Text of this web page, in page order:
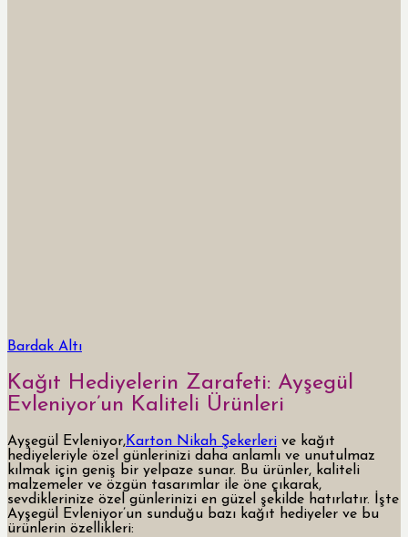
Bardak Altı
Kağıt Hediyelerin Zarafeti: Ayşegül
Evleniyor’un Kaliteli Ürünleri
Ayşegül Evleniyor,Karton Nikah Şekerleri ve kağıt
hediyeleriyle özel günlerinizi daha anlamlı ve unutulmaz
kılmak için geniş bir yelpaze sunar. Bu ürünler, kaliteli
malzemeler ve özgün tasarımlar ile öne çıkarak,
sevdiklerinize özel günlerinizi en güzel şekilde hatırlatır. İşte
Ayşegül Evleniyor’un sunduğu bazı kağıt hediyeler ve bu
ürünlerin özellikleri: